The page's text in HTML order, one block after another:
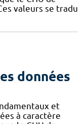
valeurs se tradu
données
et
à caractère